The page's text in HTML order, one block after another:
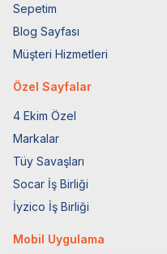
Sepetim
Blog Sayfası
Müşteri Hizmetleri
Özel Sayfalar
4 Ekim Özel
Markalar
Tüy Savaşları
Socar İş Birliği
İyzico İş Birliği
Mobil Uygulama